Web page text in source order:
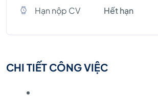
Hạn nộp CV Hết hạn
CHI TIẾT CÔNG VIỆC